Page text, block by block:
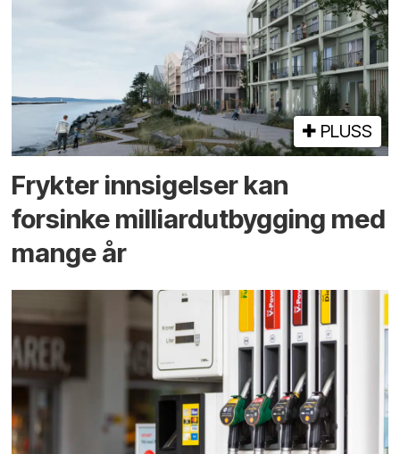
PLUSS
Frykter innsigelser kan
forsinke milliard­utbygging med
mange år